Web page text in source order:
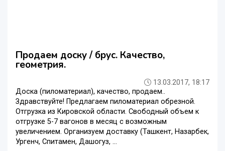
Продаем доску / брус. Качество,
геометрия.
13.03.2017, 18:17
Доска (пиломатериал), качество, продаем..
Здравствуйте! Предлагаем пиломатериал обрезной.
Отгрузка из Кировской области. Свободный объем к
отгрузке 5-7 вагонов в месяц с возможным
увеличением. Организуем доставку (Ташкент, Назарбек,
Ургенч, Спитамен, Дашогуз, ...